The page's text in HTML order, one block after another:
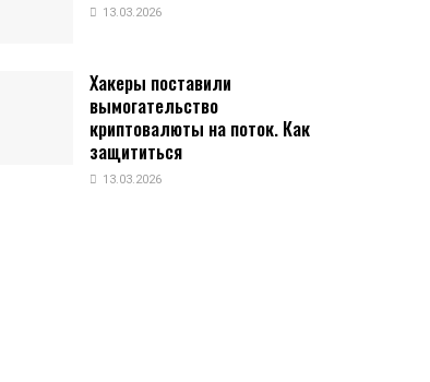
13.03.2026
Хакеры поставили
вымогательство
криптовалюты на поток. Как
защититься
13.03.2026